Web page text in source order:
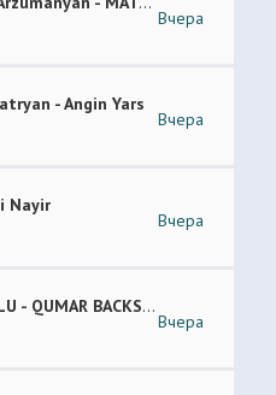
Вчера
- Angin Yars
Вчера
Nayir
Вчера
BAYANSULU - QUMAR BACKSTAGE
Вчера